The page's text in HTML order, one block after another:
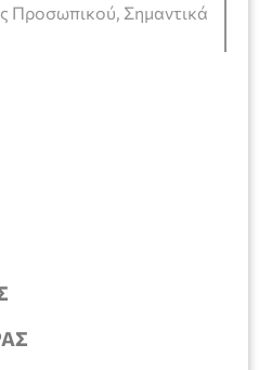
Προσωπικού Σημαντικά